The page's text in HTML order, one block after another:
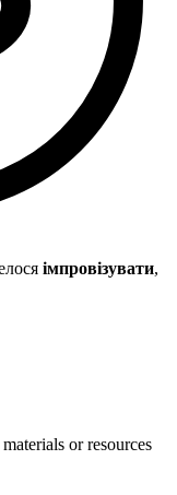
імпровізувати,
or resources